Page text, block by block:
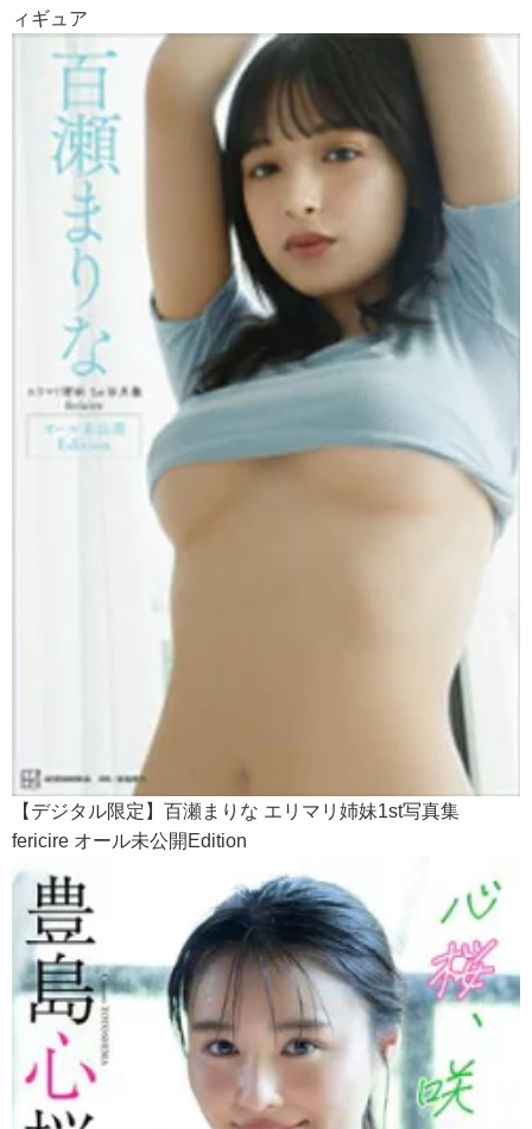
ィギュア
【デジタル限定】百瀬まりな エリマリ姉妹1st写真集
fericire オール未公開Edition